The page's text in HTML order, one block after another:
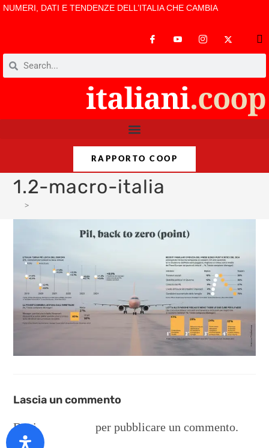
NUMERI, DATI E TENDENZE DELL’ITALIA CHE CAMBIA
RAPPORTO COOP
1.2-macro-italia
>
Lascia un commento
Deviconnetterti per pubblicare un commento.